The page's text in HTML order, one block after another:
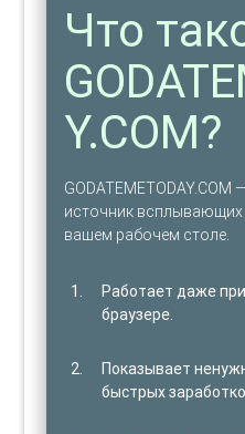
Что
Y.COM?
GODATEMETODAY.COM
источник
вашем рабочем столе.
Работает даже
браузере.
Показывает
быстрых